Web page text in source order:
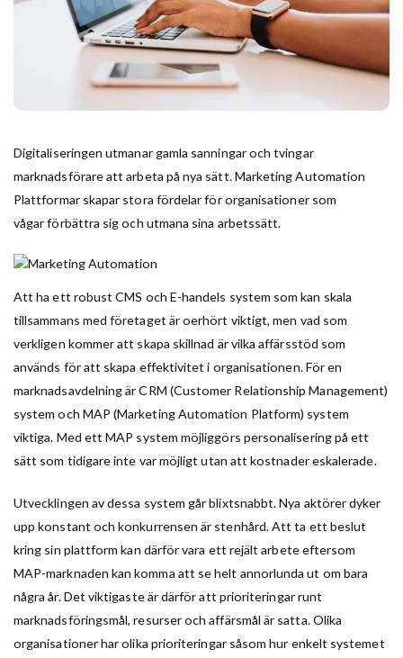
Digitaliseringen utmanar gamla sanningar och tvingar
marknadsförare att arbeta på nya sätt. Marketing Automation
Plattformar skapar stora fördelar för organisationer som
vågar förbättra sig och utmana sina arbetssätt.
Att ha ett robust CMS och E-handels system som kan skala
tillsammans med företaget är oerhört viktigt, men vad som
verkligen kommer att skapa skillnad är vilka affärsstöd som
används för att skapa effektivitet i organisationen. För en
marknadsavdelning är CRM (Customer Relationship Management)
system och MAP (Marketing Automation Platform) system
viktiga. Med ett MAP system möjliggörs personalisering på ett
sätt som tidigare inte var möjligt utan att kostnader eskalerade.
Utvecklingen av dessa system går blixtsnabbt. Nya aktörer dyker
upp konstant och konkurrensen är stenhård. Att ta ett beslut
kring sin plattform kan därför vara ett rejält arbete eftersom
MAP-marknaden kan komma att se helt annorlunda ut om bara
några år. Det viktigaste är därför att prioriteringar runt
marknadsföringsmål, resurser och affärsmål är satta. Olika
organisationer har olika prioriteringar såsom hur enkelt systemet